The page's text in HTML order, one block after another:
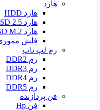
هارد
هارد HDD
هارد SSD 2.5
هارد SSD M.2
فلش
رم لپ تاپ
رم DDR2
رم DDR3
رم DDR4
رم DDR5
فن پردازنده
فن Hp